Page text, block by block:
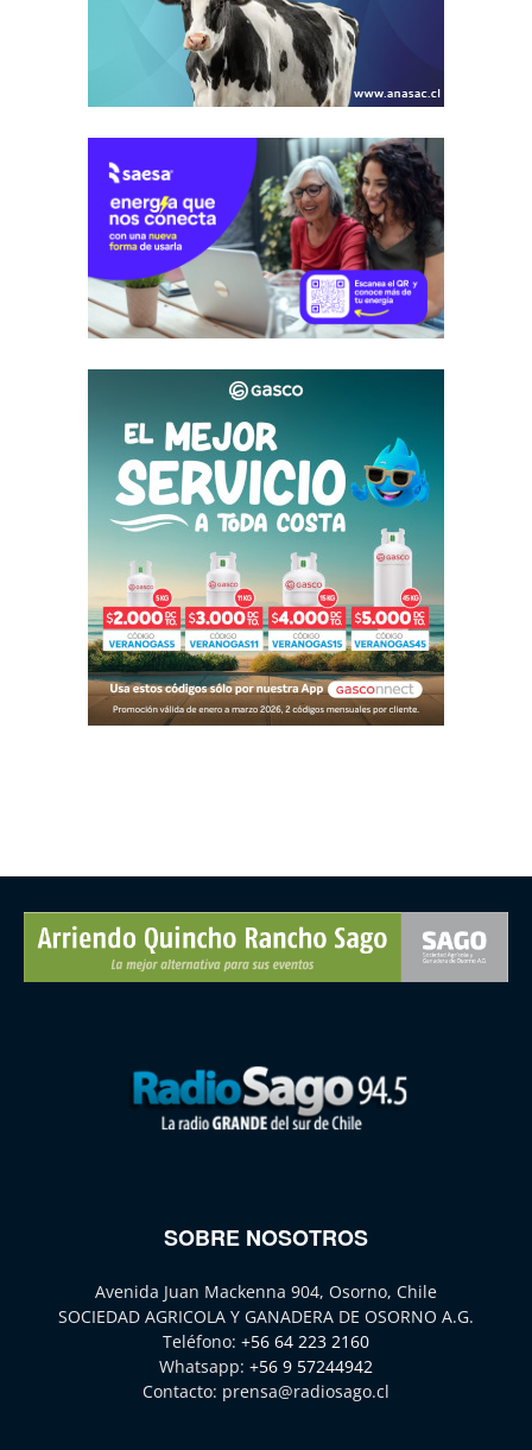
SOBRE NOSOTROS
Avenida Juan Mackenna 904, Osorno, Chile
SOCIEDAD AGRICOLA Y GANADERA DE OSORNO A.G.
Teléfono: +56 64 223 2160
Whatsapp: +56 9 57244942
Contacto: prensa@radiosago.cl